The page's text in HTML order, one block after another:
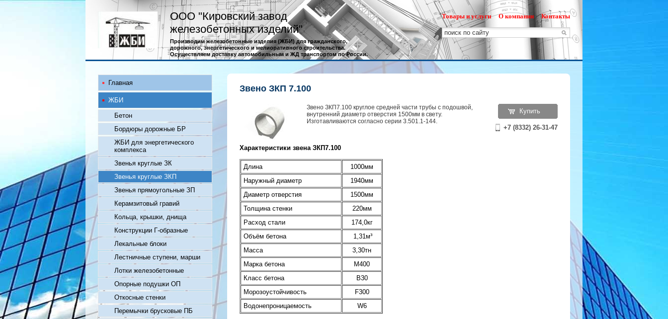
ООО "Кировский завод
железобетонных изделий"
Производим железобетонные изделия (ЖБИ) для гражданского,
дорожного, энергетического и мелиоративного строительства.
Осуществляем доставку автомобильным и ЖД транспортом по России.
Товары и услуги О компании Контакты
Звено ЗКП 7.100
Звено ЗКП7.100 круглое средней части трубы с подошвой,
внутренний диаметр отверстия 1500мм в свету.
Изготавливаются согласно серии 3.501.1-144.
Купить
+7 (8332) 26-31-47
Характеристики звена ЗКП7.100
Длина
1000мм
Наружный диаметр
1940мм
Диаметр отверстия
1500мм
Толщина стенки
220мм
Расход стали
174,0кг
Объём бетона
1,31м³
Масса
3,30тн
Марка бетона
М400
Класс бетона
В30
Морозоустойчивость
F300
Водонепроницаемость
W6
Главная
ЖБИ
Бетон
Бордюры дорожные БР
ЖБИ для энергетического
комплекса
Звенья круглые ЗК
Звенья круглые ЗКП
Звенья прямоугольные ЗП
Керамзитовый гравий
Кольца, крышки, днища
Конструкции Г-образные
Лекальные блоки
Лестничные ступени, марши
Лотки железобетонные
Опорные подушки ОП
Откосные стенки
Перемычки брусковые ПБ